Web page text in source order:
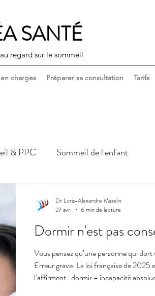
SANTÉ
regard sur le sommeil
charges Préparer sa consultation Tarifs
& PPC Sommeil de l'enfant
Dormir n'est pas
Vous pensez qu’une personne qui
Erreur grave. La loi française de 2025
l’affirment : dormir = incapacité
Dr Loris-Alexandre Mazelin
27 avr.
6 min de lecture